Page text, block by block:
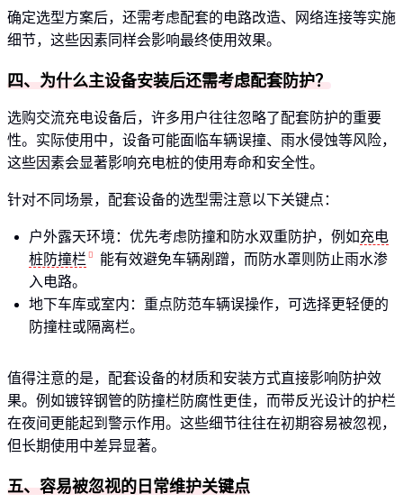
确定选型方案后，还需考虑配套的电路改造、网络连接等实施
细节，这些因素同样会影响最终使用效果。
四、为什么主设备安装后还需考虑配套防护？
选购交流充电设备后，许多用户往往忽略了配套防护的重要
性。实际使用中，设备可能面临车辆误撞、雨水侵蚀等风险，
这些因素会显著影响充电桩的使用寿命和安全性。
针对不同场景，配套设备的选型需注意以下关键点：
户外露天环境：优先考虑防撞和防水双重防护，例如充电
桩防撞栏
能有效避免车辆剐蹭，而防水罩则防止雨水渗
入电路。
地下车库或室内：重点防范车辆误操作，可选择更轻便的
防撞柱或隔离栏。
值得注意的是，配套设备的材质和安装方式直接影响防护效
果。例如镀锌钢管的防撞栏防腐性更佳，而带反光设计的护栏
在夜间更能起到警示作用。这些细节往往在初期容易被忽视，
但长期使用中差异显著。
五、容易被忽视的日常维护关键点